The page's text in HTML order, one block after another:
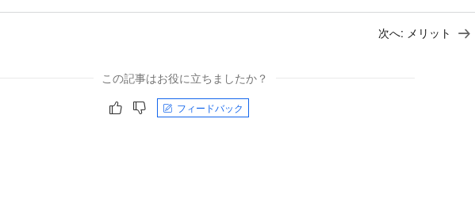
次へ: メリット
この記事はお役に立ちましたか？
フィードバック